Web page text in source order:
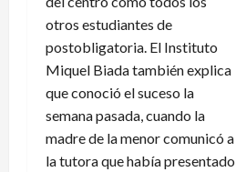
otros estudiantes de
postobligatoria. El Instituto
Miquel Biada también explica
que conoció el suceso la
semana pasada, cuando la
madre de la menor comunicó a
la tutora que había presentado